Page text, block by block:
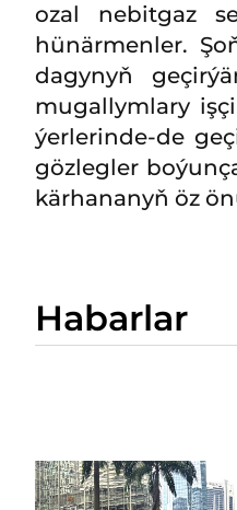
ozal nebitgaz
hünärmenler.
dagynyň
mugallymlary
ýerlerinde-de
gözlegler
kärhananyň öz
Habarlar